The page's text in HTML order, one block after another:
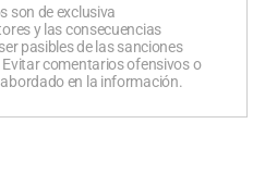
son de exclusiva
y las consecuencias
pasibles de las sanciones
comentarios ofensivos o
en la información.